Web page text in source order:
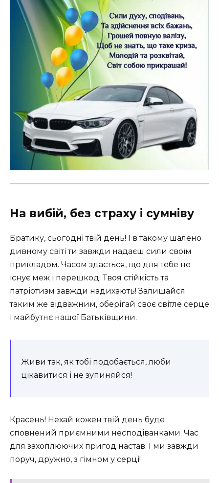
На вибій, без страху і сумніву
Братику, сьогодні твій день! І в такому шалено
дивному світі ти завжди надаєш сили своїм
прикладом. Часом здається, що для тебе не
існує меж і перешкод. Твоя стійкість та
патріотизм завжди надихають! Залишайся
таким же відважним, оберігай своє світле серце
і майбутнє нашої Батьківщини.
Живи так, як тобі подобається, люби
цікавитися і не зупиняйся!
Красень! Нехай кожен твій день буде
сповнений приємними несподіванками. Час
для захоплюючих пригод настав. І ми завжди
поруч, дружно, з гімном у серці!